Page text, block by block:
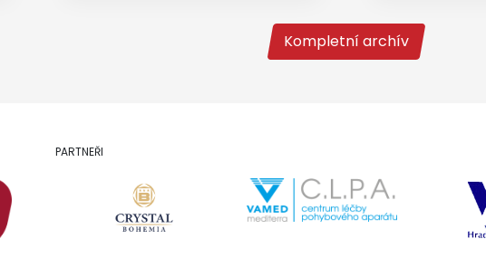
Kompletní archív
PARTNEŘI